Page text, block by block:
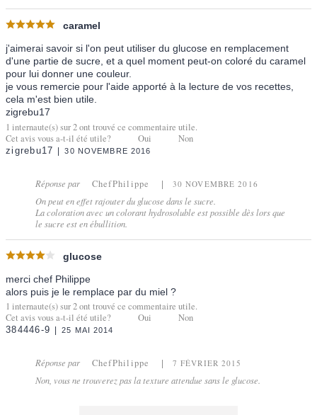
caramel
j'aimerai savoir si l'on peut utiliser du glucose en remplacement
d'une partie de sucre, et a quel moment peut-on coloré du caramel
pour lui donner une couleur.
je vous remercie pour l'aide apporté à la lecture de vos recettes,
cela m'est bien utile.
zigrebu17
1 internaute(s) sur2ont trouvé ce commentaire utile.
Cet avis vous a-t-il été utile?
Oui Non
zigrebu17 30 NOVEMBRE 2016
Réponse par ChefPhilippe 30 NOVEMBRE 2016
On peut en effet rajouter du glucose dans le sucre.
La coloration avec un colorant hydrosoluble est possible dès lors que
le sucre est en ébullition.
glucose
merci chef Philippe
alors puis je le remplace par du miel ?
1 internaute(s) sur2ont trouvé ce commentaire utile.
Cet avis vous a-t-il été utile?
Oui Non
384446-9 25 MAI 2014
Réponse par ChefPhilippe 7 FÉVRIER 2015
Non, vous ne trouverez pas la texture attendue sans le glucose.